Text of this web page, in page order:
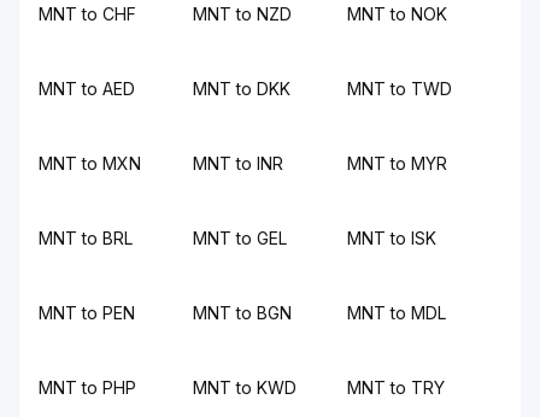
MNT to CHF MNT to NZD MNT to NOK
MNT to AED MNT to DKK MNT to TWD
MNT to MXN MNT to INR MNT to MYR
MNT to BRL MNT to GEL MNT to ISK
MNT to PEN MNT to BGN MNT to MDL
MNT to PHP MNT to KWD MNT to TRY